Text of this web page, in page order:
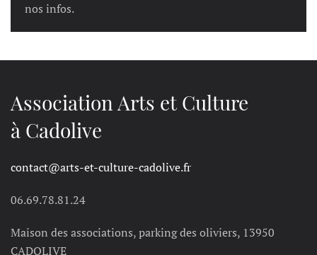
nos infos.
Association Arts et Culture
à Cadolive
contact@arts-et-culture-cadolive.fr
06.69.78.81.24
Maison des associations, parking des oliviers, 13950
CADOLIVE